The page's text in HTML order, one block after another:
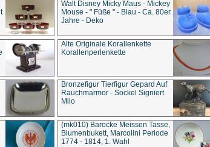
Walt Disney Micky Maus - Mickey
Mouse - " Füße " - Blau - Ca. 80er
Jahre - Deko
Alte Originale Korallenkette
Korallenperlenkette
Bronzefigur Tierfigur Gepard Auf
Rauchmarmor - Sockel Signiert
Milo
(mk010) Barocke Meissen Tasse,
Blumenbukett, Marcolini Periode
1774 - 1814, 1. Wahl